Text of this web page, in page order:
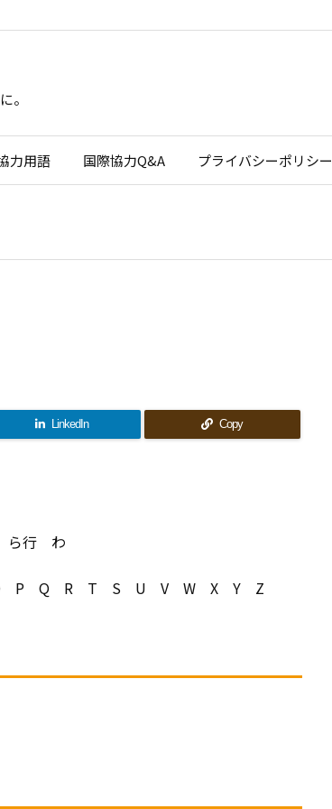
。
力用語 国際協力Q&A プライバシーポリシー
LinkedIn Copy
行 わ
Q R T S U V W X Y Z